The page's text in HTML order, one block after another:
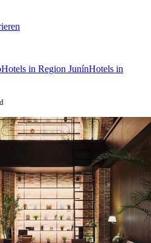
Hotels in Region JunínHotels in